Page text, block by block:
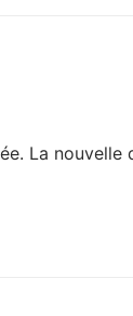
La nouvelle